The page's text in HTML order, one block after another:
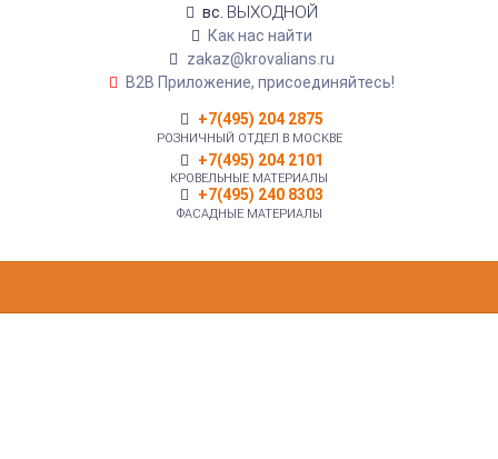
вс. ВЫХОДНОЙ
Как нас найти
zakaz@krovalians.ru
B2B Приложение, присоединяйтесь!
+7(495) 204 2875
РОЗНИЧНЫЙ ОТДЕЛ В МОСКВЕ
+7(495) 204 2101
КРОВЕЛЬНЫЕ МАТЕРИАЛЫ
+7(495) 240 8303
ФАСАДНЫЕ МАТЕРИАЛЫ